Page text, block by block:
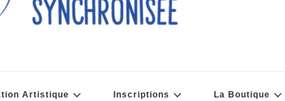
Artistique Inscriptions La Boutique